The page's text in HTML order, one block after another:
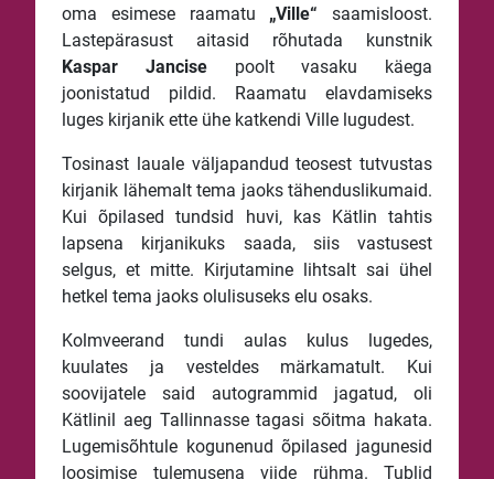
oma esimese raamatu „Ville“ saamisloost.
Lastepärasust aitasid rõhutada kunstnik
Kaspar Jancisepoolt vasaku käega
joonistatud pildid. Raamatu elavdamiseks
luges kirjanik ette ühe katkendi Ville lugudest.
Tosinast lauale väljapandud teosest tutvustas
kirjanik lähemalt tema jaoks tähenduslikumaid.
Kui õpilased tundsid huvi, kas Kätlin tahtis
lapsena kirjanikuks saada, siis vastusest
selgus, et mitte. Kirjutamine lihtsalt sai ühel
hetkel tema jaoks olulisuseks elu osaks.
Kolmveerand tundi aulas kulus lugedes,
kuulates ja vesteldes märkamatult. Kui
soovijatele said autogrammid jagatud, oli
Kätlinil aeg Tallinnasse tagasi sõitma hakata.
Lugemisõhtule kogunenud õpilased jagunesid
loosimise tulemusena viide rühma. Tublid